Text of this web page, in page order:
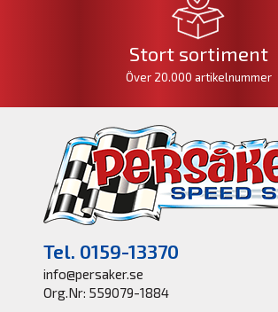
Stort sortiment
Över 20.000 artikelnummer
Tel. 0159-13370
info@persaker.se
Org.Nr: 559079-1884